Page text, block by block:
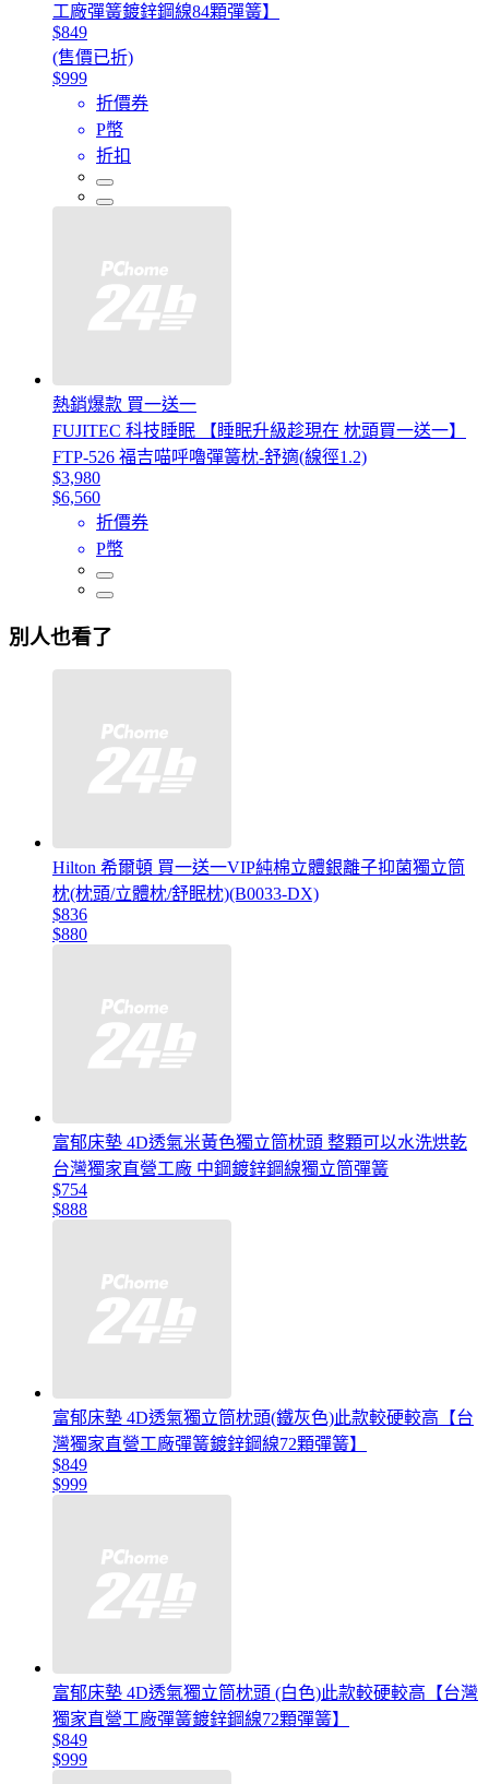
工廠彈簧鍍鋅鋼線84顆彈簧】
$849
(售價已折)
$999
折價券
P幣
折扣
熱銷爆款 買一送一
FUJITEC 科技睡眠 【睡眠升級趁現在 枕頭買一送一】
FTP-526 福吉喵呼嚕彈簧枕-舒適(線徑1.2)
$3,980
$6,560
折價券
P幣
別人也看了
Hilton 希爾頓 買一送一VIP純棉立體銀離子抑菌獨立筒
枕(枕頭/立體枕/舒眠枕)(B0033-DX)
$836
$880
富郁床墊 4D透氣米黃色獨立筒枕頭 整顆可以水洗烘乾
台灣獨家直營工廠 中鋼鍍鋅鋼線獨立筒彈簧
$754
$888
富郁床墊 4D透氣獨立筒枕頭(鐵灰色)此款較硬較高【台
灣獨家直營工廠彈簧鍍鋅鋼線72顆彈簧】
$849
$999
富郁床墊 4D透氣獨立筒枕頭 (白色)此款較硬較高【台灣
獨家直營工廠彈簧鍍鋅鋼線72顆彈簧】
$849
$999